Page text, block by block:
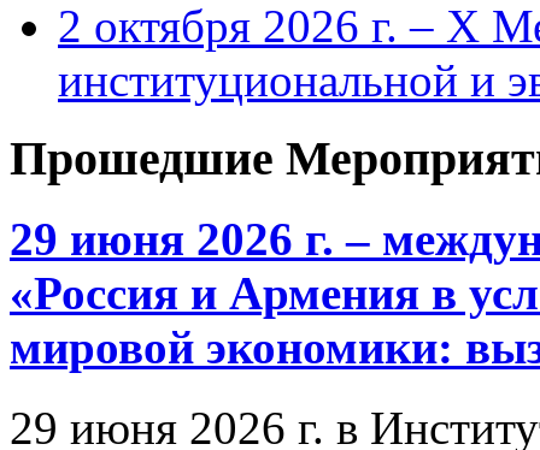
2 октября 2026 г. – X
институциональной и
Прошедшие
29 июня 2026 г. –
«Россия и Армения в
мировой экономики:
29 июня 2026 г. в